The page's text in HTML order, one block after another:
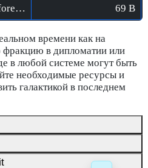
Galactic Ruler [FitGirl Repack]/Verify BIN files before installation.bat
69 B
времени как на
фракцию в дипломатии или
в любой системе могут быть
необходимые ресурсы и
галактикой в последнем